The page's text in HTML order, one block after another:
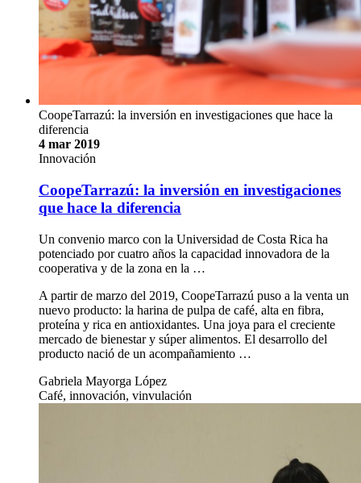
CoopeTarrazú: la inversión en investigaciones que hace la
diferencia
4 mar 2019
Innovación
CoopeTarrazú: la inversión en investigaciones
que hace la diferencia
Un convenio marco con la Universidad de Costa Rica ha
potenciado por cuatro años la capacidad innovadora de la
cooperativa y de la zona en la …
A partir de marzo del 2019, CoopeTarrazú puso a la venta un
nuevo producto: la harina de pulpa de café, alta en fibra,
proteína y rica en antioxidantes. Una joya para el creciente
mercado de bienestar y súper alimentos. El desarrollo del
producto nació de un acompañamiento …
Gabriela Mayorga López
Café, innovación, vinvulación